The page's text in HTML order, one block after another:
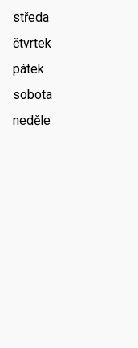
středa
čtvrtek
pátek
sobota
neděle